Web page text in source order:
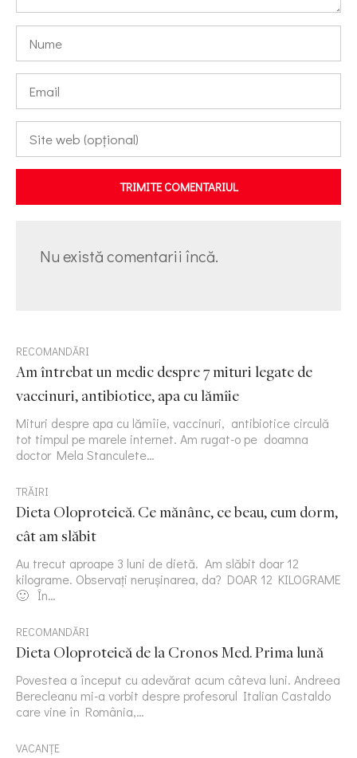
TRIMITE COMENTARIUL
Nu există comentarii încă.
RECOMANDĂRI
Am întrebat un medic despre 7 mituri legate de
vaccinuri, antibiotice, apa cu lămîie
Mituri despre apa cu lămîie, vaccinuri, antibiotice circulă
tot timpul pe marele internet. Am rugat-o pe doamna
doctor Mela Stanculete…
TRĂIRI
Dieta Oloproteică. Ce mănânc, ce beau, cum dorm,
cât am slăbit
Au trecut aproape 3 luni de dietă. Am slăbit doar 12
kilograme. Observați nerușinarea, da? DOAR 12 KILOGRAME
🙂 În…
RECOMANDĂRI
Dieta Oloproteică de la Cronos Med. Prima lună
Povestea a început cu adevărat acum câteva luni. Andreea
Berecleanu mi-a vorbit despre profesorul Italian Castaldo
care vine în România,…
VACANȚE